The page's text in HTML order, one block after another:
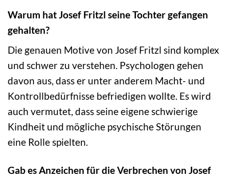
Warum hat Josef Fritzl seine Tochter gefangen
gehalten?
Die genauen Motive von Josef Fritzl sind komplex
und schwer zu verstehen. Psychologen gehen
davon aus, dass er unter anderem Macht- und
Kontrollbedürfnisse befriedigen wollte. Es wird
auch vermutet, dass seine eigene schwierige
Kindheit und mögliche psychische Störungen
eine Rolle spielten.
Gab es Anzeichen für die Verbrechen von Josef